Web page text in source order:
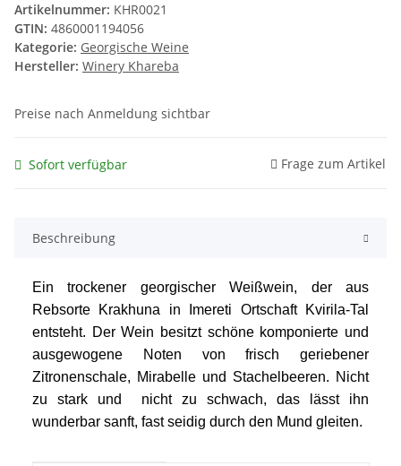
Artikelnummer: KHR0021
GTIN: 4860001194056
Kategorie: Georgische Weine
Hersteller: Winery Khareba
Preise nach Anmeldung sichtbar
Sofort verfügbar Frage zum Artikel
Beschreibung
Ein trockener georgischer Weißwein, der aus
Rebsorte Krakhuna in Imereti Ortschaft Kvirila-Tal
entsteht. Der Wein besitzt schöne komponierte und
ausgewogene Noten von frisch geriebener
Zitronenschale, Mirabelle und Stachelbeeren. Nicht
zu stark und
nicht zu schwach, das lässt ihn
wunderbar sanft, fast seidig durch den Mund gleiten.